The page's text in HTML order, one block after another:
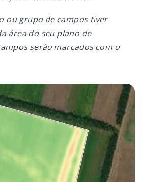
ou grupo de campos tiver
área do seu plano de
serão marcados com o